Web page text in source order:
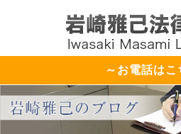
～お電話はこ